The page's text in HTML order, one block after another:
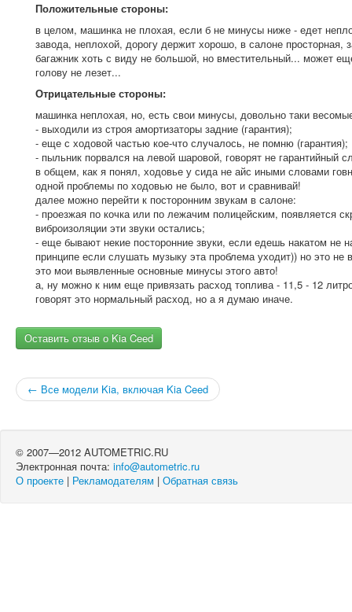
Положительные стороны:
в целом, машинка не плохая, если б не минусы ниже - едет
завода, неплохой, дорогу держит хорошо, в салоне просторная,
багажник хоть с виду не большой, но вместительный... может
голову не лезет...
Отрицательные стороны:
машинка неплохая, но, есть свои минусы, довольно таки
- выходили из строя амортизаторы задние (гарантия);
- еще с ходовой частью кое-что случалось, не помню (гарантия);
- пыльник порвался на левой шаровой, говорят не гарантийный
в общем, как я понял, ходовье у сида не айс иными словами
одной проблемы по ходовью не было, вот и сравнивай!
далее можно перейти к посторонним звукам в салоне:
- проезжая по кочка или по лежачим полицейским, появляется
виброизоляции эти звуки остались;
- еще бывают некие посторонние звуки, если едешь накатом не
принципе если слушать музыку эта проблема уходит)) но это не
это мои выявленные основные минусы этого авто!
а, ну можно к ним еще привязать расход топлива - 11,5 - 12
говорят это нормальный расход, но а я думаю иначе.
Оставить отзыв о Kia Ceed
← Все модели Kia, включая Kia Ceed
© 2007—2012 AUTOMETRIC.RU
Электронная почта: info@autometric.ru
О проекте | Рекламодателям | Обратная связь